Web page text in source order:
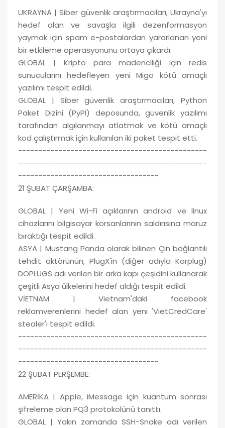
UKRAYNA | Siber güvenlik araştırmacıları, Ukrayna'yı
hedef alan ve savaşla ilgili dezenformasyon
yaymak için spam e-postalardan yararlanan yeni
bir etkileme operasyonunu ortaya çıkardı.
GLOBAL | Kripto para madenciliği için redis
sunucularını hedefleyen yeni Migo kötü amaçlı
yazılımı tespit edildi.
GLOBAL | Siber güvenlik araştırmacıları, Python
Paket Dizini (PyPI) deposunda, güvenlik yazılımı
tarafından algılanmayı atlatmak ve kötü amaçlı
kod çalıştırmak için kullanılan iki paket tespit etti.
-----------------------------------------------
-----------------------------------------------
-----------------------------------
21 ŞUBAT ÇARŞAMBA:
GLOBAL | Yeni Wi-Fi açıklarının android ve linux
cihazlarını bilgisayar korsanlarının saldırısına maruz
bıraktığı tespit edildi.
ASYA | Mustang Panda olarak bilinen Çin bağlantılı
tehdit aktörünün, PlugX'in (diğer adıyla Korplug)
DOPLUGS adı verilen bir arka kapı çeşidini kullanarak
çeşitli Asya ülkelerini hedef aldığı tespit edildi.
VİETNAM | Vietnam'daki facebook
reklamverenlerini hedef alan yeni 'VietCredCare'
stealer'ı tespit edildi.
-----------------------------------------------
-----------------------------------------------
-----------------------------------
22 ŞUBAT PERŞEMBE:
AMERİKA | Apple, iMessage için kuantum sonrası
şifreleme olan PQ3 protokolünü tanıttı.
GLOBAL | Yakın zamanda SSH-Snake adı verilen